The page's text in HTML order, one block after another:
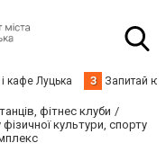
кафе Луцька З Запитай
фітнес клуби
культури, спорту